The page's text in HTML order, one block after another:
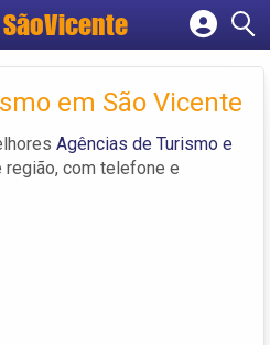
SãoVicente
Cadastrar empresa
Criar contaem São Vicente
Agências de Turismo e
região, com telefone e